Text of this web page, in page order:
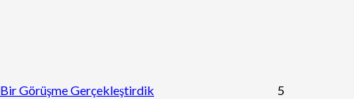
Bir Görüşme Gerçekleştirdik 5